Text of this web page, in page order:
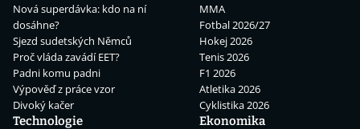
Nová superdávka: kdo na ní
dosáhne?
Sjezd sudetských Němců
Proč vláda zavádí EET?
Padni komu padni
Výpověď z práce vzor
Divoký kačer
MMA
Fotbal 2026/27
Hokej 2026
Tenis 2026
F1 2026
Atletika 2026
Cyklistika 2026
Technologie
Ekonomika